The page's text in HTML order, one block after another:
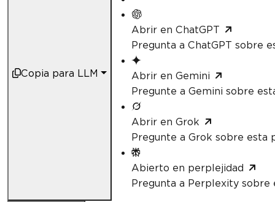
Copia para LLM
Abrir en ChatGPT
Pregunta a ChatGPT sobre
Abrir en Gemini
Pregunte a Gemini sobre
Abrir en Grok
Pregunte a Grok sobre esta
Abierto en perplejidad
Pregunta a Perplexity sobre